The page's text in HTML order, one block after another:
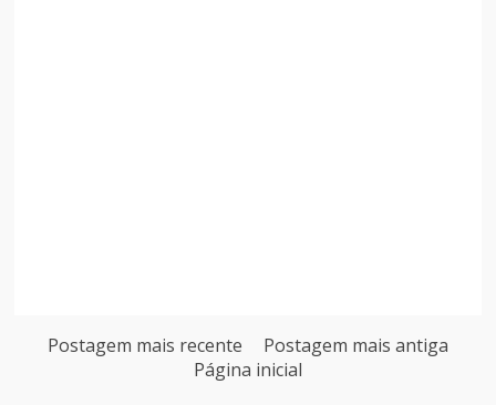
Postagem mais recente
Postagem mais antiga
Página inicial